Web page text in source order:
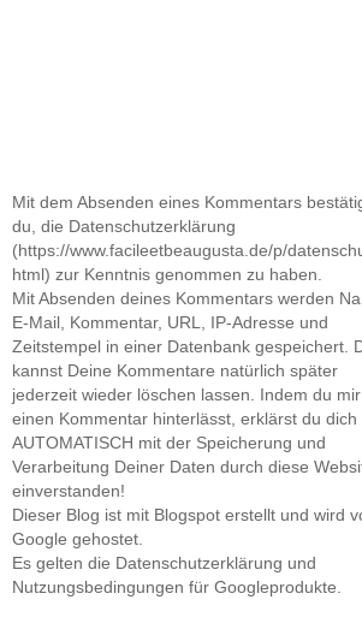
Mit dem Absenden eines Kommentars
du, die Datenschutzerklärung
(https://www.facileetbeaugusta.de/p/
html) zur Kenntnis genommen zu haben.
Mit Absenden deines Kommentars werden
E-Mail, Kommentar, URL, IP-Adresse und
Zeitstempel in einer Datenbank gespeichert.
kannst Deine Kommentare natürlich später
jederzeit wieder löschen lassen. Indem du mir
einen Kommentar hinterlässt, erklärst du dich
AUTOMATISCH mit der Speicherung und
Verarbeitung Deiner Daten durch diese
einverstanden!
Dieser Blog ist mit Blogspot erstellt und wird
Google gehostet.
Es gelten die Datenschutzerklärung und
Nutzungsbedingungen für Googleprodukte.